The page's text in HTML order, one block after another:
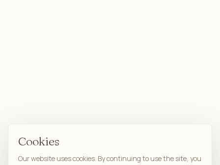
Cookies
Our website uses cookies. By continuing to use the site, you